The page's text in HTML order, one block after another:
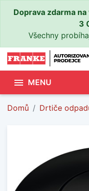
Doprava zdarma
3
Všechny
 MENU
Domů Drtiče